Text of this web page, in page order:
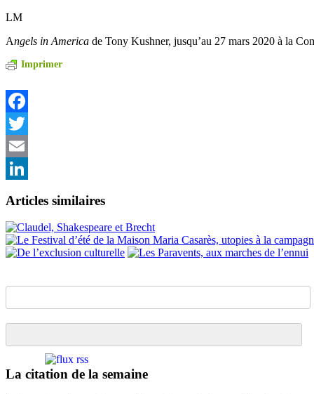
LM
Angels in America de Tony Kushner, jusqu’au 27 mars 2020 à la
Imprimer
Facebook
Twitter
Email
Articles similaires
La citation de la semaine